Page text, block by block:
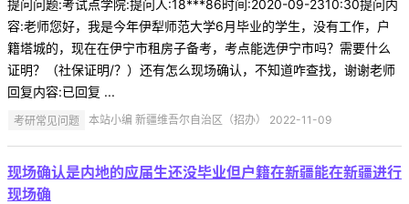
提问问题:考试点学院:提问人:18***86时间:2020-09-2310:30提问内
容:老师您好，我是今年伊犁师范大学6月毕业的学生，没有工作，户
籍塔城的，现在在伊宁市租房子备考，考点能选伊宁市吗？需要什么
证明？（社保证明/？）还有怎么现场确认，不知道咋查找，谢谢老师
回复内容:已回复 ...
考研常见问题 本站小编 新疆维吾尔自治区（招办） 2022-11-09
现场确认是内地的应届生还没毕业但户籍在新疆能在新疆进行
现场确